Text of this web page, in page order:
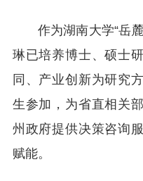
作为湖南大学“岳
琳已培养博士、硕士
同、产业创新为研究
生参加，为省直相关
州政府提供决策咨询
赋能。